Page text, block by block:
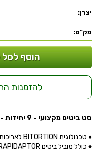
יצרן:
מק"ט:
הוסף
להזמנות
סט ביטים מקצועי - 9 יחידות - WERA 8700-9/BTZ
♦ טכנולוגית BITORTION לאריכות חיי הביטים
♦ כולל מוביל ביטים RAPIDAPTOR